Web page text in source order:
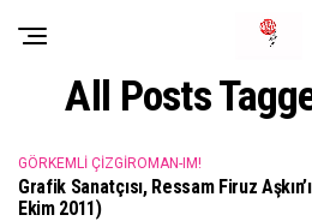
All Posts
GÖRKEMLI ÇIZGIROMAN-IM!
Grafik Sanatçısı, Ressam Firuz
Ekim 2011)